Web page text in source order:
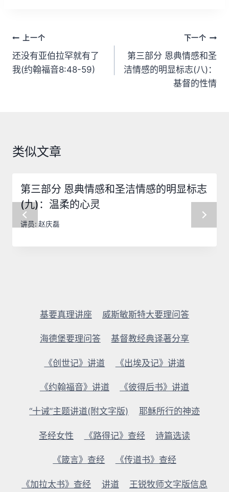
文
章
导
上一个
还没有亚伯拉罕就有了
我(约翰福音8:48-59)
下一个
第三部分 恩典情感和圣
洁情感的明显标志(八)：
基督的性情
类似文章
第三部分 恩典情感和圣洁情感的明显标志
(九)：温柔的心灵
讲员: 赵庆磊
基要真理讲座 威斯敏斯特大要理问答
海德堡要理问答 基督教经典译著分享
《创世记》讲道 《出埃及记》讲道
《约翰福音》讲道 《彼得后书》讲道
“十诫”主题讲道(附文字版) 耶稣所行的神迹
圣经女性 《路得记》查经 诗篇选读
《箴言》查经 《传道书》查经
《加拉太书》查经 讲道 王锐牧师文字版信息